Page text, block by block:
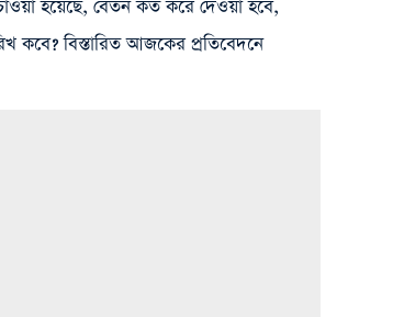
হয়েছে, বেতন কত করে দেওয়া হবে,
বিস্তারিত আজকের প্রতিবেদনে